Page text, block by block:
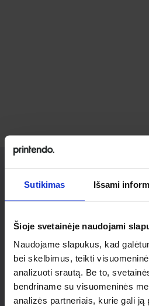
Sutikimas Išsami
Šioje svetainėje naudojami
Naudojame slapukus, kad
bei skelbimus, teikti
analizuoti srautą. Be to,
bendriname su visuomeninės
analizės partneriais, kurie gali ją
Ieškai
Susisiek su mumis dėl
nestandartinio